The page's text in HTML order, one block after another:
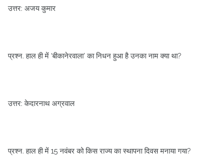
उत्तर: अजय कुमार
प्रश्न. हाल ही में ‘बीकानेरवाला’ का निधन हुआ है उनका नाम क्या था?
उत्तर: केदारनाथ अग्रवाल
प्रश्न. हाल ही में 15 नवंबर को किस राज्य का स्थापना दिवस मनाया गया?